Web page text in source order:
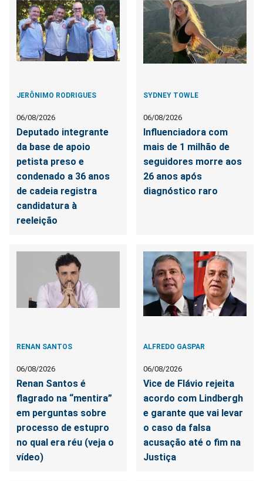
JERÔNIMO RODRIGUES
06/08/2026
Deputado integrante
da base de apoio
petista preso e
condenado a 36 anos
de cadeia registra
candidatura à
reeleição
SYDNEY TOWLE
06/08/2026
Influenciadora com
mais de 1 milhão de
seguidores morre aos
26 anos após
diagnóstico raro
RENAN SANTOS
06/08/2026
Renan Santos é
flagrado na “mentira”
em perguntas sobre
processo de estupro
no qual era réu (veja o
vídeo)
ALFREDO GASPAR
06/08/2026
Vice de Flávio rejeita
acordo com Lindbergh
e garante que vai levar
o caso da falsa
acusação até o fim na
Justiça